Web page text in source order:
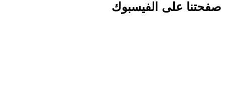
على الفيسبوك